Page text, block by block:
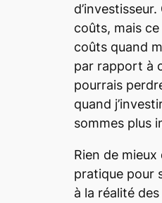
coûts, mais
coûts quand
par rapport à
pourrais
quand
sommes plus
Rien de mieux
pratique pour
à la réalité